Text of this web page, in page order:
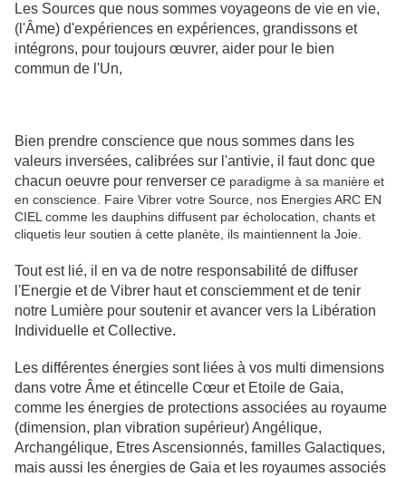
Les Sources que nous sommes voyageons de vie en vie,
(l'Âme) d'expériences en expériences, grandissons et
intégrons, pour toujours œuvrer, aider pour le bien
commun de l'Un,
Bien prendre conscience que nous sommes dans les
valeurs inversées, calibrées sur l'antivie, il faut donc que
chacun oeuvre pour renverser ce paradigme à sa manière et
en conscience. Faire Vibrer votre Source, nos Energies ARC EN
CIEL comme les dauphins diffusent par écholocation, chants et
cliquetis leur soutien à cette planète, ils maintiennent la Joie.
Tout est lié, il en va de notre responsabilité de diffuser
l'Energie et de Vibrer haut et consciemment et de tenir
notre Lumière pour soutenir et avancer vers la Libération
Individuelle et Collective.
Les différentes énergies sont liées à vos multi dimensions
dans votre Âme et étincelle Cœur et Etoile de Gaia,
comme les énergies de protections associées au royaume
(dimension, plan vibration supérieur) Angélique,
Archangélique, Etres Ascensionnés, familles Galactiques,
mais aussi les énergies de Gaia et les royaumes associés